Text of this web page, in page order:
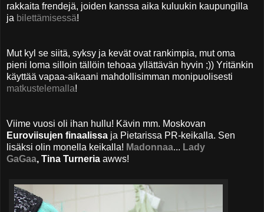
rakkaita frendejä, joiden kanssa aika kuluukin kaupungilla
ja bilettämisessä!
Mut kyl se siitä, syksy ja kevät ovat rankimpia, mut oma
pieni loma silloin tällöin tehoaa yllättävän hyvin ;)) Yritänkin
käyttää vapaa-aikaani mahdollisimman monipuolisesti
matkustelemalla!
Viime vuosi oli ihan hullu! Kävin mm. Moskovan
Euroviisujen finaalissa ja Pietarissa PR-keikalla. Sen
lisäksi olin monella keikalla! Madonnaa... Lady
GaGaa, Tina Turneria awws!